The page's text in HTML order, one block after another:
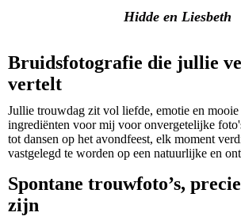
Hidde en Liesbeth
Bruidsfotografie die jullie
vertelt
Jullie trouwdag zit vol liefde, emotie en mooie
ingrediënten voor mij voor onvergetelijke
tot dansen op het avondfeest, elk moment
vastgelegd te worden op een natuurlijke en
Spontane trouwfoto’s,
zijn